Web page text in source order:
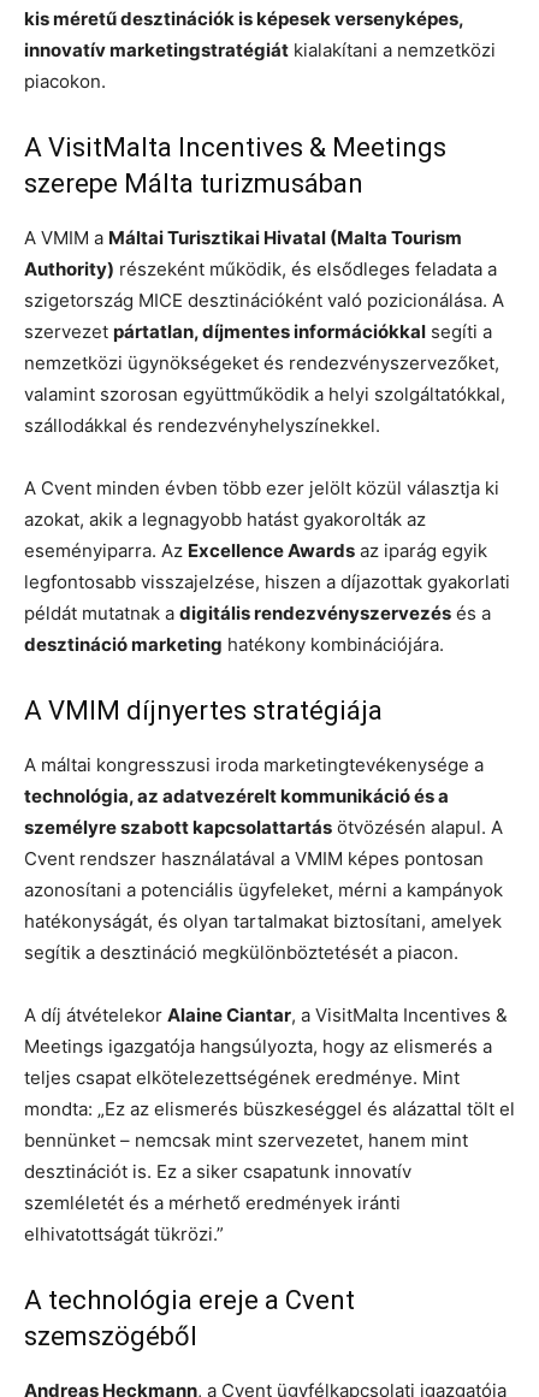
kis méretű desztinációk is képesek versenyképes,
innovatív marketingstratégiát kialakítani a nemzetközi
piacokon.
A VisitMalta Incentives & Meetings
szerepe Málta turizmusában
A VMIM a Máltai Turisztikai Hivatal (Malta Tourism
Authority) részeként működik, és elsődleges feladata a
szigetország MICE desztinációként való pozicionálása. A
szervezet pártatlan, díjmentes információkkal segíti a
nemzetközi ügynökségeket és rendezvényszervezőket,
valamint szorosan együttműködik a helyi szolgáltatókkal,
szállodákkal és rendezvényhelyszínekkel.
A Cvent minden évben több ezer jelölt közül választja ki
azokat, akik a legnagyobb hatást gyakorolták az
eseményiparra. Az Excellence Awards az iparág egyik
legfontosabb visszajelzése, hiszen a díjazottak gyakorlati
példát mutatnak a digitális rendezvényszervezés és a
desztináció marketing hatékony kombinációjára.
A VMIM díjnyertes stratégiája
A máltai kongresszusi iroda marketingtevékenysége a
technológia, az adatvezérelt kommunikáció és a
személyre szabott kapcsolattartás ötvözésén alapul. A
Cvent rendszer használatával a VMIM képes pontosan
azonosítani a potenciális ügyfeleket, mérni a kampányok
hatékonyságát, és olyan tartalmakat biztosítani, amelyek
segítik a desztináció megkülönböztetését a piacon.
A díj átvételekor Alaine Ciantar, a VisitMalta Incentives &
Meetings igazgatója hangsúlyozta, hogy az elismerés a
teljes csapat elkötelezettségének eredménye. Mint
mondta: „Ez az elismerés büszkeséggel és alázattal tölt el
bennünket – nemcsak mint szervezetet, hanem mint
desztinációt is. Ez a siker csapatunk innovatív
szemléletét és a mérhető eredmények iránti
elhivatottságát tükrözi.”
A technológia ereje a Cvent
szemszögéből
Andreas Heckmann, a Cvent ügyfélkapcsolati igazgatója